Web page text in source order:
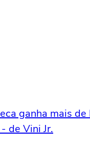
ganha mais
de Vini Jr.